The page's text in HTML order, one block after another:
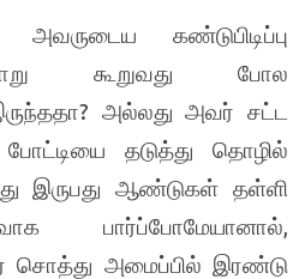
அவருடைய கண்டுபிடிப்பு
கூறுவது போல
அல்லது அவர் சட்ட
தடுத்து தொழில்
இருபது ஆண்டுகள் தள்ளி
பார்ப்போமேயானால்,
சொத்து அமைப்பில் இரண்டு